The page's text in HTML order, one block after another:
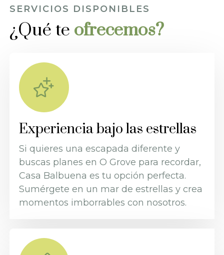
SERVICIOS DISPONIBLES
¿Qué te ofrecemos?
Experiencia bajo las estrellas
Si quieres una escapada diferente y
buscas planes en O Grove para recordar,
Casa Balbuena es tu opción perfecta.
Sumérgete en un mar de estrellas y crea
momentos imborrables con nosotros.